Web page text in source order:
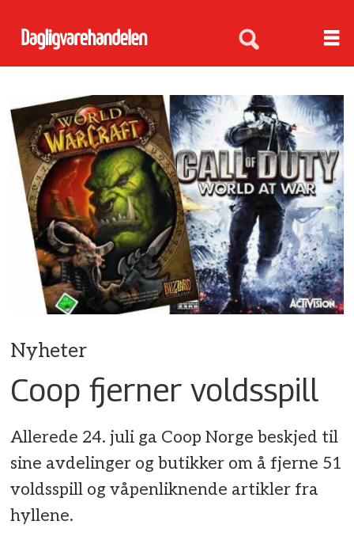
Nyheter
Coop fjerner voldsspill
Allerede 24. juli ga Coop Norge beskjed til
sine avdelinger og butikker om å fjerne 51
voldsspill og våpenliknende artikler fra
hyllene.